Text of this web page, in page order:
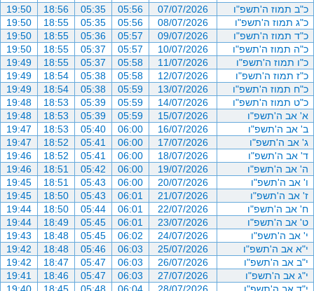
כ"ב תמוז ה'תשפ"ו
07/07/2026
05:56
05:35
18:56
19:50
כ"ג תמוז ה'תשפ"ו
08/07/2026
05:56
05:35
18:55
19:50
כ"ד תמוז ה'תשפ"ו
09/07/2026
05:57
05:36
18:55
19:50
כ"ה תמוז ה'תשפ"ו
10/07/2026
05:57
05:37
18:55
19:50
כ"ו תמוז ה'תשפ"ו
11/07/2026
05:58
05:37
18:55
19:49
כ"ז תמוז ה'תשפ"ו
12/07/2026
05:58
05:38
18:54
19:49
כ"ח תמוז ה'תשפ"ו
13/07/2026
05:59
05:38
18:54
19:49
כ"ט תמוז ה'תשפ"ו
14/07/2026
05:59
05:39
18:53
19:48
א' אב ה'תשפ"ו
15/07/2026
05:59
05:39
18:53
19:48
ב' אב ה'תשפ"ו
16/07/2026
06:00
05:40
18:53
19:47
ג' אב ה'תשפ"ו
17/07/2026
06:00
05:41
18:52
19:47
ד' אב ה'תשפ"ו
18/07/2026
06:00
05:41
18:52
19:46
ה' אב ה'תשפ"ו
19/07/2026
06:00
05:42
18:51
19:46
ו' אב ה'תשפ"ו
20/07/2026
06:00
05:43
18:51
19:45
ז' אב ה'תשפ"ו
21/07/2026
06:01
05:43
18:50
19:45
ח' אב ה'תשפ"ו
22/07/2026
06:01
05:44
18:50
19:44
ט' אב ה'תשפ"ו
23/07/2026
06:01
05:45
18:49
19:44
י' אב ה'תשפ"ו
24/07/2026
06:02
05:45
18:48
19:43
י"א אב ה'תשפ"ו
25/07/2026
06:03
05:46
18:48
19:42
י"ב אב ה'תשפ"ו
26/07/2026
06:03
05:47
18:47
19:42
י"ג אב ה'תשפ"ו
27/07/2026
06:03
05:47
18:46
19:41